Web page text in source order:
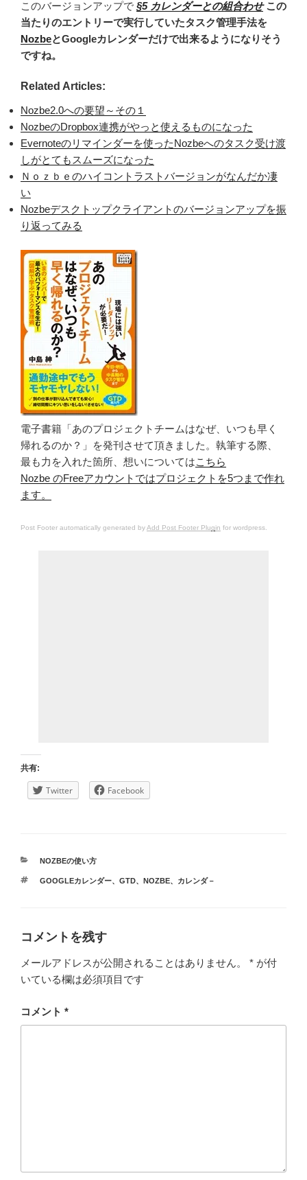
このバージョンアップで §5 カレンダーとの組合わせ この
当たりのエントリーで実行していたタスク管理手法を
NozbeとGoogleカレンダーだけで出来るようになりそう
ですね。
Related Articles:
Nozbe2.0への要望～その１
NozbeのDropbox連携がやっと使えるものになった
Evernoteのリマインダーを使ったNozbeへのタスク受け渡
しがとてもスムーズになった
Ｎｏｚｂｅのハイコントラストバージョンがなんだか凄
い
Nozbeデスクトップクライアントのバージョンアップを振
り返ってみる
電子書籍「あのプロジェクトチームはなぜ、いつも早く
帰れるのか？」を発刊させて頂きました。執筆する際、
最も力を入れた箇所、想いについてはこちら
Nozbe のFreeアカウントではプロジェクトを5つまで作れ
ます。
Post Footer automatically generated byAdd Post Footer Plugin for wordpress.
共有:
Twitter Facebook
カ
ゴ
NOZBEの使い方
タ
GOOGLEカレンダー、 GTD、 NOZBE、 カレンダ－
コメントを残す
メールアドレスが公開されることはありません。 * が付
いている欄は必須項目です
コメント *